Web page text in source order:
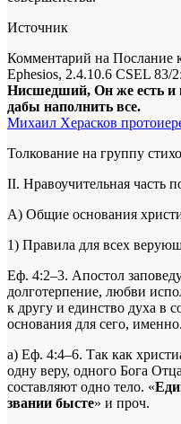
Источник
Комментарий на Послание
Ephesios, 2.4.10.6 CSEL 83/
Нисшедший, Он же есть и
дабы наполнить все.
Михаил Херасков
Толкование на группу
II. Нравоучительная часть
А) Общие основания
1) Правила для всех
Еф. 4:2–3. Апостол
долготерпение, любви
к другу и единство духа в
основания для сего, именно.
а) Еф. 4:4–6. Так как
одну веру, одного Бога
составляют одно тело. «
звании бысте» и проч.